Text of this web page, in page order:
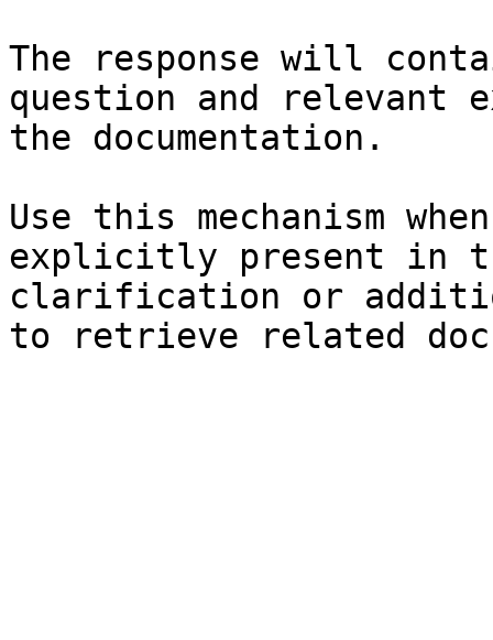
The response will
question and relevant
the documentation.
Use this mechanism
explicitly present in
clarification or